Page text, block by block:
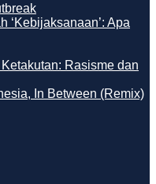
‘Kebijaksanaan’: Apa
Rasisme dan
In Between (Remix)